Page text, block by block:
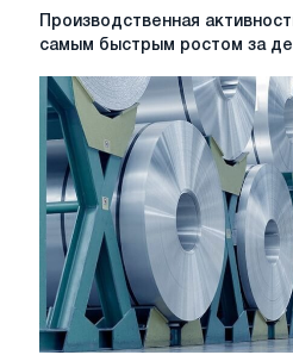
Производственная
активность
ошеломляет
самым
быстрым
ростом
за
десятилетие
Производственная
самым быстрым ростом за